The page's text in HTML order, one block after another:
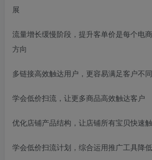
展
流量增长缓慢阶段，提升客单价是每个电
方向
多链接高效触达用户，更容易满足客户不
学会低价扫流，让更多商品高效触达客户
优化店铺产品结构，让店铺所有宝贝快速
学会低价扫流计划，综合运用推广工具降